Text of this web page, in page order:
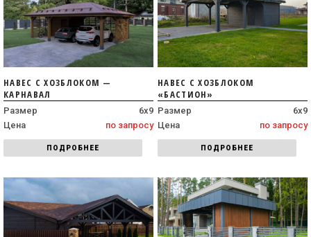
НАВЕС С ХОЗБЛОКОМ —
КАРНАВАЛ
Размер
6х9
Цена
по запросу
ПОДРОБНЕЕ
НАВЕС С ХОЗБЛОКОМ
«БАСТИОН»
Размер
6х9
Цена
по запросу
ПОДРОБНЕЕ